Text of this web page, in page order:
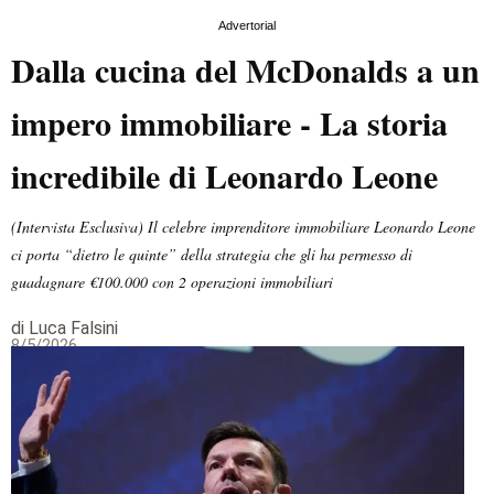
Advertorial
Dalla cucina del McDonalds a un
impero immobiliare - La storia
incredibile di Leonardo Leone
(Intervista Esclusiva) Il celebre imprenditore immobiliare Leonardo Leone
ci porta “dietro le quinte” della strategia che gli ha permesso di
guadagnare €100.000 con 2 operazioni immobiliari
di Luca Falsini
8/5/2026